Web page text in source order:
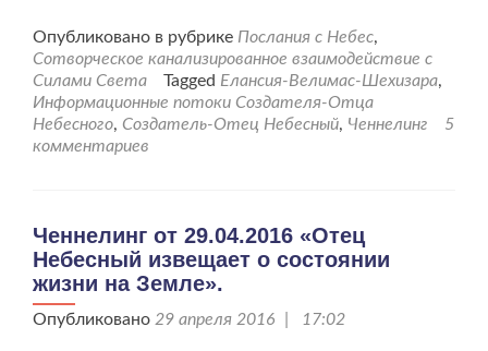
от
Источника
Души.
Опубликовано в рубрике Послания с Небес,
Сотворческое канализированное взаимодействие с
Силами Света
Tagged Елансия-Велимас-Шехизара,
Информационные потоки Создателя-Отца
Небесного, Создатель-Отец Небесный, Ченнелинг
5
комментариев
Ченнелинг от 29.04.2016 «Отец
Небесный извещает о состоянии
жизни на Земле».
Опубликовано 29 апреля 2016 | 17:02